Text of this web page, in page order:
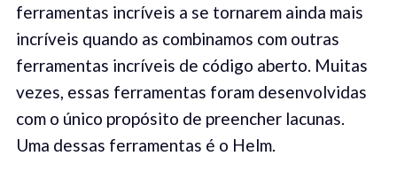
ferramentas incríveis a se tornarem ainda mais
incríveis quando as combinamos com outras
ferramentas incríveis de código aberto. Muitas
vezes, essas ferramentas foram desenvolvidas
com o único propósito de preencher lacunas.
Uma dessas ferramentas é o Helm.